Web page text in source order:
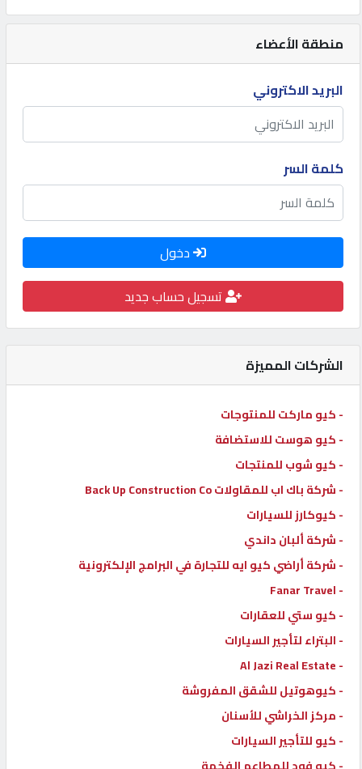
نمبر
كيو
كارز
كيو
ماركت
الدليل
القطري
POWERED
QHOST
منطقة الأعضاء
البريد الاكتروني
كلمة السر
دخول
تسجيل حساب جديد
الشركات المميزة
- كيو ماركت للمنتوجات
- كيو هوست للاستضافة
- كيو شوب للمنتجات
- شركة باك اب للمقاولات Back Up Construction Co
- كيوكارز للسيارات
- شركة ألبان داندي
- شركة أراضي كيو ايه للتجارة في البرامج الإلكترونية
- Fanar Travel
- كيو ستي للعقارات
- البتراء لتأجير السيارات
- Al Jazi Real Estate
- كيوهوتيل للشقق المفروشة
- مركز الخراشي للأسنان
- كيو للتأجير السيارات